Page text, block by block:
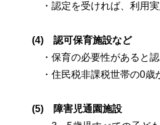
・認定を受ければ、利用
(4) 認可保育施設など
・保育の必要性があると
・住民税非課税世帯の0歳
(5) 障害児通園施設